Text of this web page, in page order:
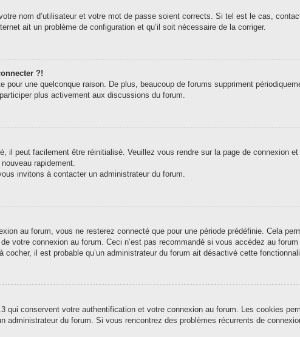
nom d’utilisateur et votre mot de passe soient corrects. Si tel est le cas,
ait un problème de configuration et qu’il soit nécessaire de la corriger.
?!
pour une quelconque raison. De plus, beaucoup de forums suppriment
plus activement aux discussions du forum.
il peut facilement être réinitialisé. Veuillez vous rendre sur la page de connexion
rapidement.
invitons à contacter un administrateur du forum.
au forum, vous ne resterez connecté que pour une période prédéfinie. Cela
votre connexion au forum. Ceci n’est pas recommandé si vous accédez au
il est probable qu’un administrateur du forum ait désactivé cette
conservent votre authentification et votre connexion au forum. Les cookies
du forum. Si vous rencontrez des problèmes récurrents de